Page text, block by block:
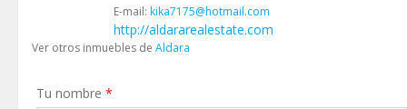
E-mail: kika7175@hotmail.com
http://aldararealestate.com
Ver otros inmuebles de Aldara
Tu nombre *